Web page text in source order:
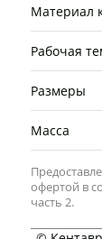
Материал
Рабочая
Размеры
Масса
офертой в
часть 2.